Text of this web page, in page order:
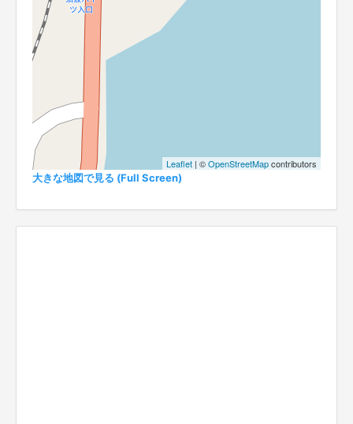
Leaflet | ©OpenStreetMapcontributors
大きな地図で見る (Full Screen)